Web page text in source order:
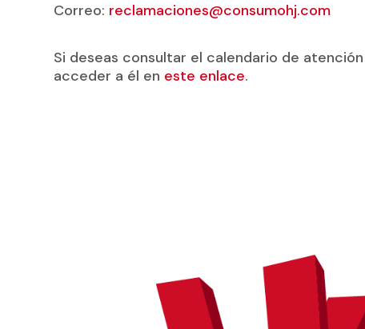
Correo: reclamaciones@consumohj.com
Si deseas consultar el calendario de
acceder a él en este enlace.